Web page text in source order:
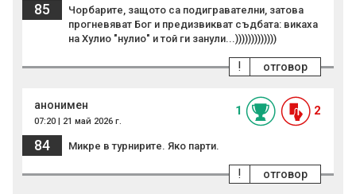
85
Чорбарите, защото са подигравателни, затова
прогневяват Бог и предизвикват съдбата: викаха
на Хулио "нулио" и той ги занули...)))))))))))))
отговор
!
анонимен
07:20 | 21 май 2026 г.
1 2
84 Микре в турнирите. Яко парти.
отговор
!